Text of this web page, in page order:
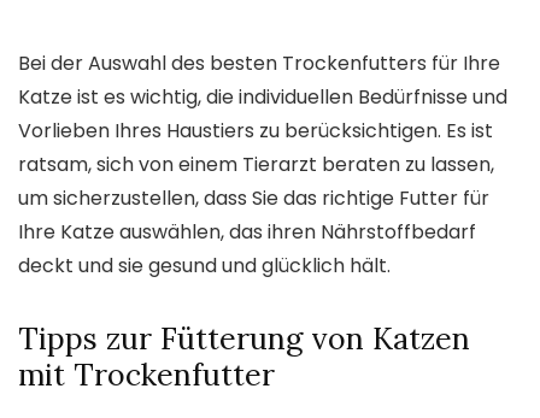
Bei der Auswahl des besten Trockenfutters für Ihre
Katze ist es wichtig, die individuellen Bedürfnisse und
Vorlieben Ihres Haustiers zu berücksichtigen. Es ist
ratsam, sich von einem Tierarzt beraten zu lassen,
um sicherzustellen, dass Sie das richtige Futter für
Ihre Katze auswählen, das ihren Nährstoffbedarf
deckt und sie gesund und glücklich hält.
Tipps zur Fütterung von Katzen
mit Trockenfutter